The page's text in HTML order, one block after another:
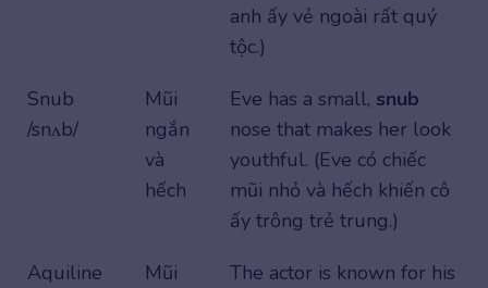
anh ấy vẻ ngoài rất quý
tộc.)
Snub
/snʌb/
Mũi
ngắn
và
hếch
Eve has a small, snub
nose that makes her look
youthful. (Eve có chiếc
mũi nhỏ và hếch khiến cô
ấy trông trẻ trung.)
Aquiline
Mũi
The actor is known for his